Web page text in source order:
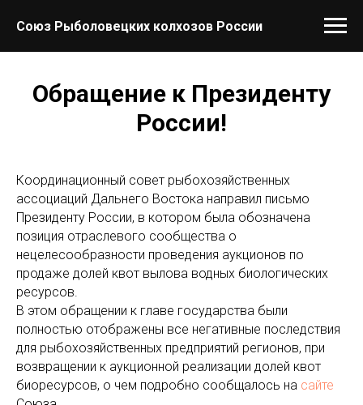
Союз Рыболовецких колхозов России
Обращение к Президенту
России!
Координационный совет рыбохозяйственных
ассоциаций Дальнего Востока направил письмо
Президенту России, в котором была обозначена
позиция отраслевого сообщества о
нецелесообразности проведения аукционов по
продаже долей квот вылова водных биологических
ресурсов.
В этом обращении к главе государства были
полностью отображены все негативные последствия
для рыбохозяйственных предприятий регионов, при
возвращении к аукционной реализации долей квот
биоресурсов, о чем подробно сообщалось на сайте